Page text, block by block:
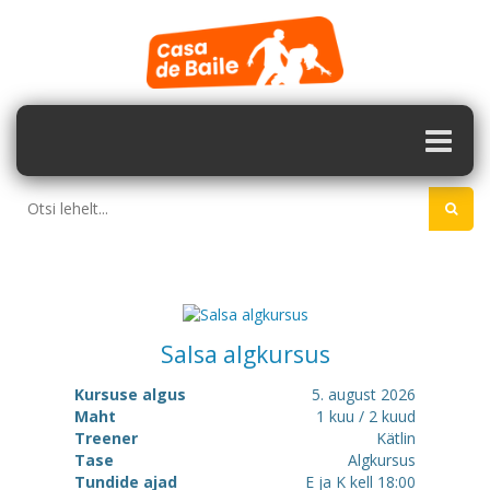
Salsa algkursus
Kursuse algus
5. august 2026
Maht
1 kuu / 2 kuud
Treener
Kätlin
Tase
Algkursus
Tundide ajad
E ja K kell 18:00